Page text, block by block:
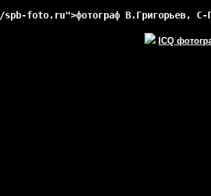
foto.ru">фотограф В.Григорьев, С-
ICQ